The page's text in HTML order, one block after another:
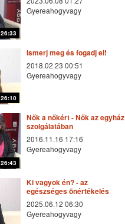
26:33
Gyereahogyvagy
26:10
Ismerj meg és fogadj el!
2018.02.23 00:51
Gyereahogyvagy
26:43
Nők a nőkért - Nők az egyház
szolgálatában
2016.11.16 17:16
Gyereahogyvagy
Ki vagyok én? - az
egészséges önértékelés
2025.06.12 06:30
Gyereahogyvagy